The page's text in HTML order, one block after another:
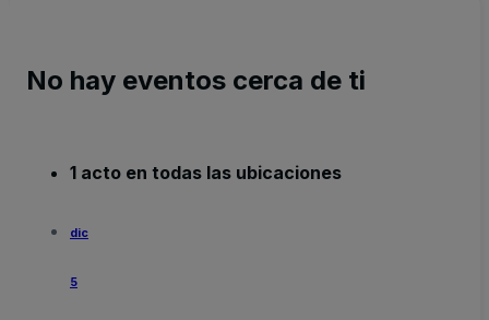
No hay eventos cerca de ti
1 acto en todas las ubicaciones
dic
5